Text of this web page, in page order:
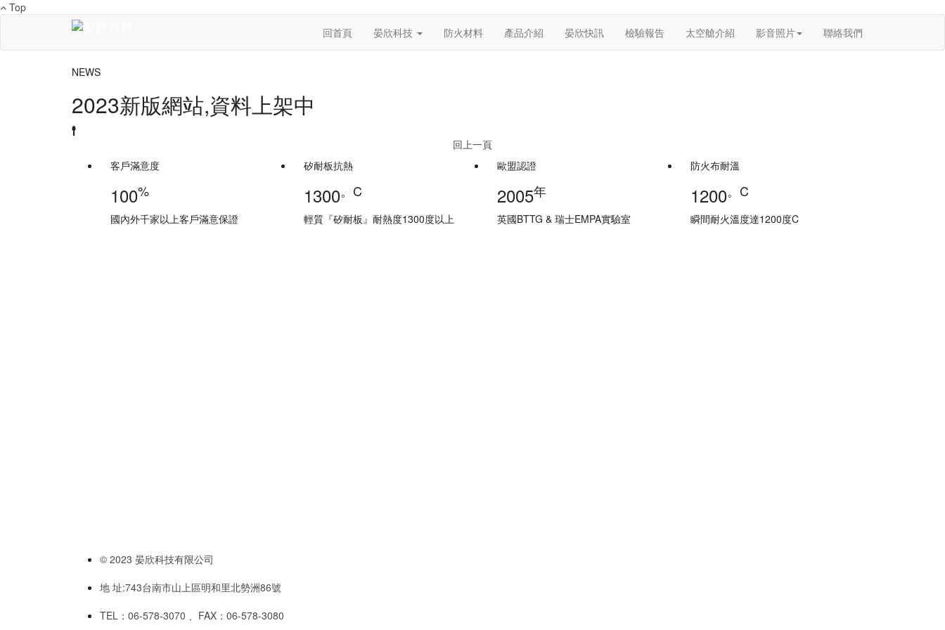
Top
回首頁
晏欣科技 防火材料 產品介紹 晏欣快訊 檢驗報告 太空艙介紹 影音照片 聯絡我們
NEWS
2023新版網站,資料上架中
回上一頁
客戶滿意度
100%
國內外千家以上客戶滿意保證
矽耐板抗熱
1300。C
輕質『矽耐板』耐熱度1300度以上
歐盟認證
2005年
英國BTTG & 瑞士EMPA實驗室
防火布耐溫
1200。C
瞬間耐火溫度達1200度C
© 2023 晏欣科技有限公司
地 址:743台南市山上區明和里北勢洲86號
TEL：06-578-3070 、FAX：06-578-3080